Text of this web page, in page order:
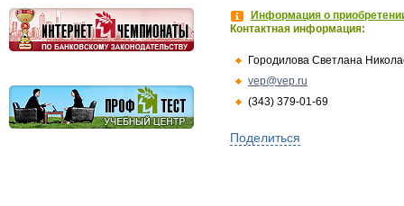
Информация о
Контактная информация:
Городилова Светлана
vep@vep.ru
(343) 379-01-69
Поделиться